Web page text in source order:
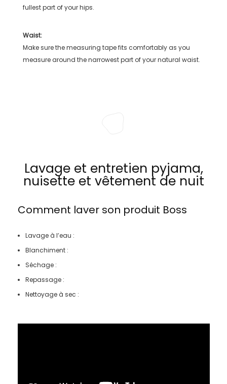
fullest part of your hips.
Waist:
Make sure the measuring tape fits comfortably as you
measure around the narrowest part of your natural waist.
Lavage et entretien pyjama,
nuisette et vêtement de nuit
Comment laver son produit Boss
Lavage à l’eau :
Blanchiment :
Séchage :
Repassage :
Nettoyage à sec :